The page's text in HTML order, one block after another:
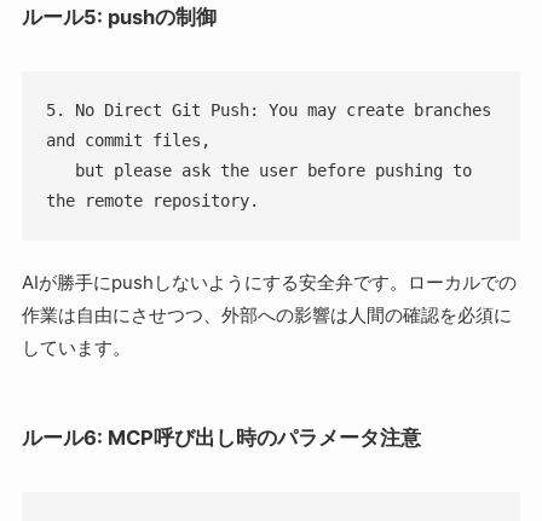
ルール5: pushの制御
5. No Direct Git Push: You may create branches
and commit files,
the remote repository.
AIが勝手にpushしないようにする安全弁です。ローカルでの
作業は自由にさせつつ、外部への影響は人間の確認を必須に
しています。
ルール6: MCP呼び出し時のパラメータ注意